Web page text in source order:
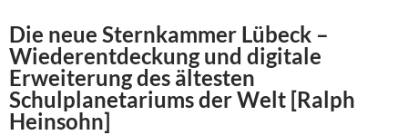
Die neue Sternkammer Lübeck –
Wiederentdeckung und digitale
Erweiterung des ältesten
Schulplanetariums der Welt [Ralph
Heinsohn]